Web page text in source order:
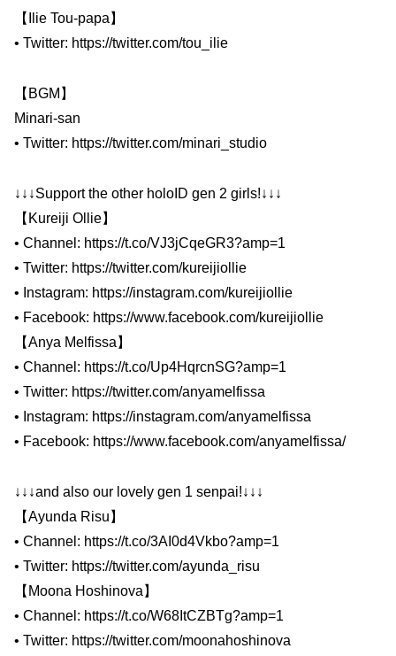
【Ilie Tou-papa】
• Twitter: https://twitter.com/tou_ilie
【BGM】
Minari-san
• Twitter: https://twitter.com/minari_studio
↓↓↓Support the other holoID gen 2 girls!↓↓↓
【Kureiji Ollie】
• Channel: https://t.co/VJ3jCqeGR3?amp=1
• Twitter: https://twitter.com/kureijiollie
• Instagram: https://instagram.com/kureijiollie
• Facebook: https://www.facebook.com/kureijiollie
【Anya Melfissa】
• Channel: https://t.co/Up4HqrcnSG?amp=1
• Twitter: https://twitter.com/anyamelfissa
• Instagram: https://instagram.com/anyamelfissa
• Facebook: https://www.facebook.com/anyamelfissa/
↓↓↓and also our lovely gen 1 senpai!↓↓↓
【Ayunda Risu】
• Channel: https://t.co/3AI0d4Vkbo?amp=1
• Twitter: https://twitter.com/ayunda_risu
【Moona Hoshinova】
• Channel: https://t.co/W68ItCZBTg?amp=1
• Twitter: https://twitter.com/moonahoshinova